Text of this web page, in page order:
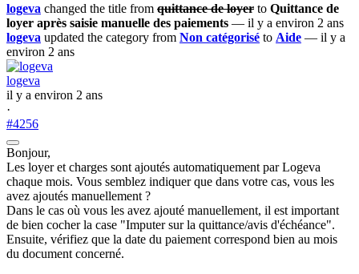
logeva changed the title from quittance de loyer to Quittance de
loyer après saisie manuelle des paiements — il y a environ 2 ans
logeva updated the category from Non catégorisé to Aide — il y a
environ 2 ans
logeva
il y a environ 2 ans
·
#4256
Bonjour,
Les loyer et charges sont ajoutés automatiquement par Logeva
chaque mois. Vous semblez indiquer que dans votre cas, vous les
avez ajoutés manuellement ?
Dans le cas où vous les avez ajouté manuellement, il est important
de bien cocher la case "Imputer sur la quittance/avis d'échéance".
Ensuite, vérifiez que la date du paiement correspond bien au mois
du document concerné.